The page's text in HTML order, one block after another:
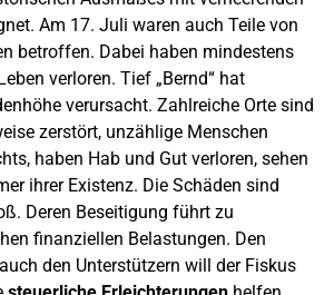
Am 17. Juli waren auch Teile von
betroffen. Dabei haben mindestens
verloren. Tief „Bernd“ hat
verursacht. Zahlreiche Orte sind
zerstört, unzählige Menschen
haben Hab und Gut verloren, sehen
ihrer Existenz. Die Schäden sind
Deren Beseitigung führt zu
finanziellen Belastungen. Den
den Unterstützern will der Fiskus